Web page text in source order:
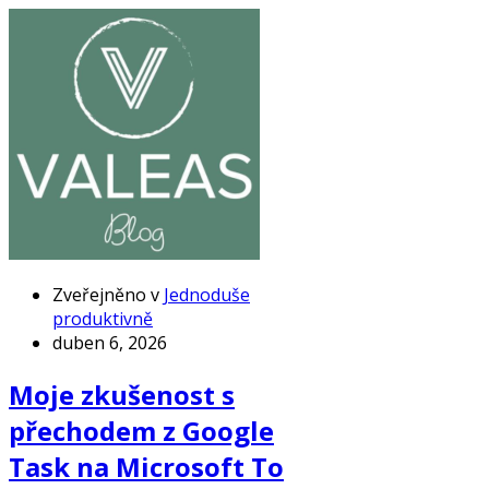
Zveřejněno v Jednoduše
produktivně
duben 6, 2026
Moje zkušenost s
přechodem z Google
Task na Microsoft To